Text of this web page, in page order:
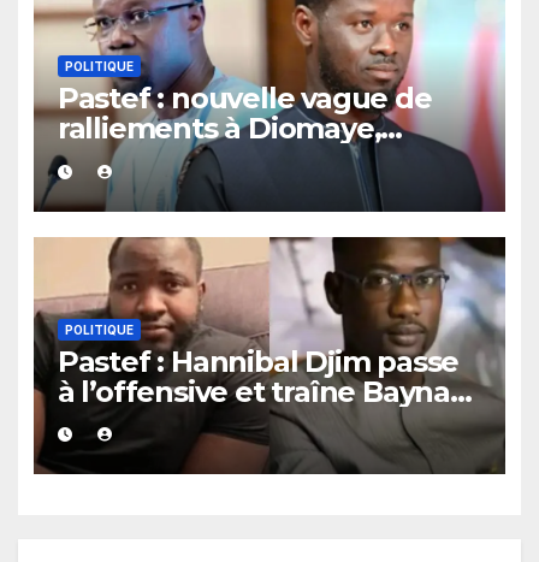
POLITIQUE
Pastef : nouvelle vague de
ralliements à Diomaye,
plusieurs cadres et
coordonnateurs lâchent
Sonko.
POLITIQUE
Pastef : Hannibal Djim passe
à l’offensive et traîne Bayna
Gueye devant la justice.